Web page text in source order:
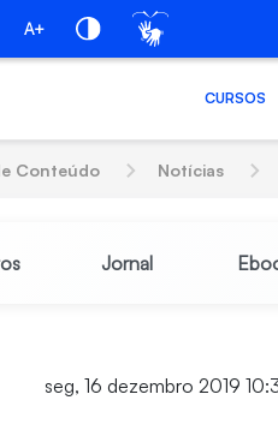
A+
CURSOS
Conteúdo Notícias
Jornal
seg, 16 dezembro 2019